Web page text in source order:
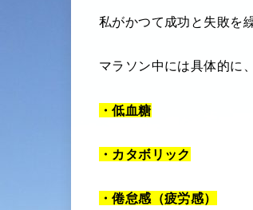
私がかつて成功と失敗を
マラソン中には具体的に、
・低血糖
・カタボリック
・倦怠感（疲労感）